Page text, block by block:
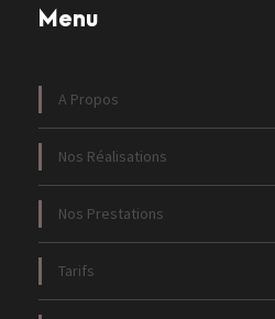
Menu
A Propos
Nos Réalisations
Nos Prestations
Tarifs